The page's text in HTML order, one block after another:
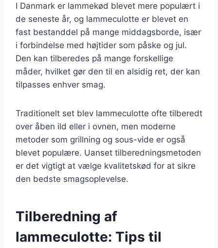
I Danmark er lammekød blevet mere populært i
de seneste år, og lammeculotte er blevet en
fast bestanddel på mange middagsborde, især
i forbindelse med højtider som påske og jul.
Den kan tilberedes på mange forskellige
måder, hvilket gør den til en alsidig ret, der kan
tilpasses enhver smag.
Traditionelt set blev lammeculotte ofte tilberedt
over åben ild eller i ovnen, men moderne
metoder som grillning og sous-vide er også
blevet populære. Uanset tilberedningsmetoden
er det vigtigt at vælge kvalitetskød for at sikre
den bedste smagsoplevelse.
Tilberedning af
lammeculotte: Tips til